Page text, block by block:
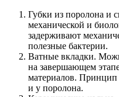
Губки из поролона и
механической и
задерживают
полезные бактерии.
Ватные вкладки.
на завершающем
материалов. Принцип
и у поролона.